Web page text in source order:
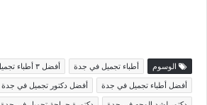
الوسوم أطباء تجميل في جدة
أفضل ٣ أطباء تجميل في جدة
أفضل أطباء تجميل في جدة
أفضل دكتور تجميل في جدة